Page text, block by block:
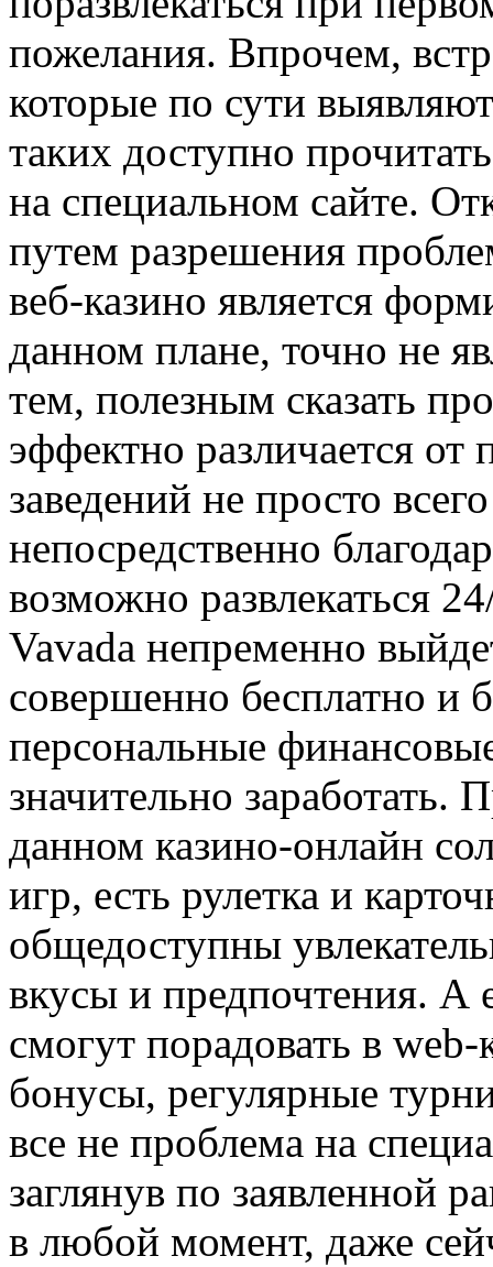
пожелания. Впрочем,
которые по сути
таких доступно
на специальном сайте.
путем разрешения
веб-казино является
данном плане, точно не
тем, полезным сказать
эффектно различается
заведений не просто
непосредственно
возможно развлекаться
Vavada непременно
совершенно бесплатно и
персональные
значительно заработать.
данном казино-онлайн
игр, есть рулетка и
общедоступны
вкусы и предпочтения. А
смогут порадовать в
бонусы, регулярные
все не проблема на
заглянув по заявленной
в любой момент, даже